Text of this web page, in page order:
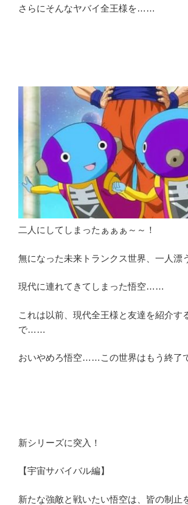
さらにそんなヤバイ全王様を……
二人にしてしまったぁぁぁ～～！
無になった未来トランクス世界、一人漂
現代に連れてきてしまった悟空……
これは以前、現代全王様と友達を紹介す
で……
おいやめろ悟空……この世界はもう終
新シリーズに突入！
【宇宙サバイバル編】
新たな強敵と戦いたい悟空は、皆の制止